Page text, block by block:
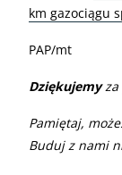
km gazociągu
PAP/mt
Dziękujemyza
Pamiętaj,
Buduj z nami